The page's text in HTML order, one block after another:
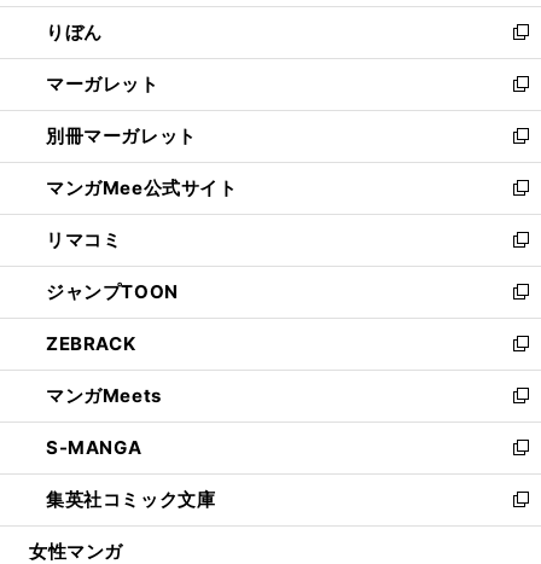
開
く
ウ
で
開
く
ン
ド
ウ
で
開
く
ウ
ィ
ン
ド
ウ
で
開
く
りぼん
新
し
い
ウ
ィ
ン
ド
ウ
で
開
く
マーガレット
新
し
い
ウ
ィ
ン
ド
ウ
で
開
く
別冊マーガレット
新
し
い
ウ
ィ
ン
ド
ウ
で
開
く
マンガMee公式サイト
新
し
い
ウ
ィ
ン
ド
ウ
で
開
く
リマコミ
新
し
い
ウ
ィ
ン
ド
ウ
で
開
く
ジャンプTOON
新
し
い
ウ
ィ
ン
ド
ウ
で
開
ZEBRACK
新
し
い
ウ
ィ
ン
ド
ウ
マンガMeets
新
し
い
ウ
ィ
ン
S-MANGA
新
し
い
ウ
集英社コミック文庫
新
し
女性マンガ